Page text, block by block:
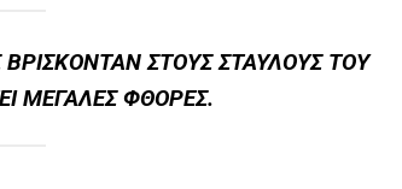
ΣΤΟΥΣ ΣΤΑΎΛΟΥΣ ΤΟΥ
ΜΕΓΆΛΕΣ ΦΘΟΡΈΣ.